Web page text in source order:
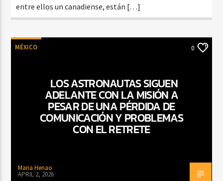
entre ellos un canadiense, están […]
MÉXICO 0
LOS ASTRONAUTAS SIGUEN
ADELANTE CON LA MISIÓN A
PESAR DE UNA PÉRDIDA DE
COMUNICACIÓN Y PROBLEMAS
CON EL RETRETE
Maria Henao
APRIL 2, 2026